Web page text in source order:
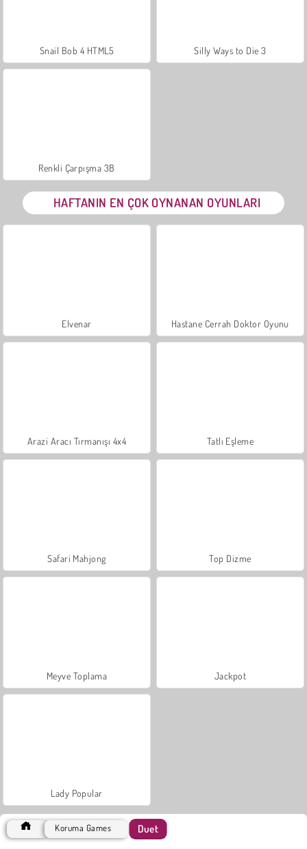
Snail Bob 4 HTML5 Silly Ways to Die 3
Renkli Çarpışma 3B
HAFTANIN EN ÇOK OYNANAN OYUNLARI
Elvenar Hastane Cerrah Doktor Oyunu
Arazi Aracı Tırmanışı 4x4 Tatlı Eşleme
Safari Mahjong Top Dizme
Meyve Toplama Jackpot
Lady Popular
Koruma Games Duet